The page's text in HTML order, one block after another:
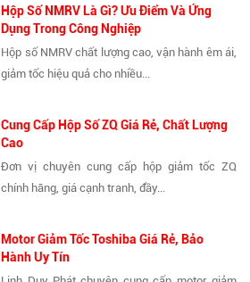
Hộp Số NMRV Là Gì? Ưu Điểm Và Ứng
Dụng Trong Công Nghiệp
Hộp số NMRV chất lượng cao, vận hành êm ái,
giảm tốc hiệu quả cho nhiều...
Cung Cấp Hộp Số ZQ Giá Rẻ, Chất Lượng
Cao
Đơn vị chuyên cung cấp hộp giảm tốc ZQ
chính hãng, giá cạnh tranh, đầy...
Motor Giảm Tốc Toshiba Giá Rẻ, Bảo
Hành Uy Tín